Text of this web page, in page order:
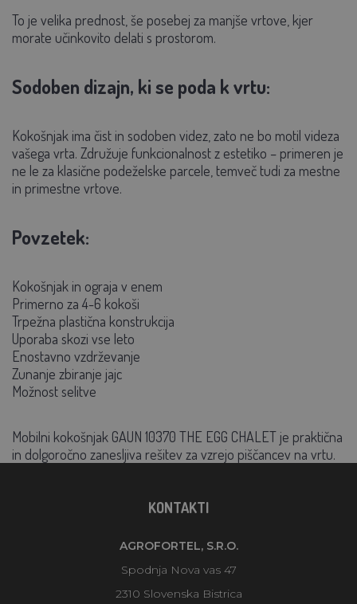
To je velika prednost, še posebej za manjše vrtove, kjer
morate učinkovito delati s prostorom.
Sodoben dizajn, ki se poda k vrtu:
Kokošnjak ima čist in sodoben videz, zato ne bo motil videza
vašega vrta. Združuje funkcionalnost z estetiko – primeren je
ne le za klasične podeželske parcele, temveč tudi za mestne
in primestne vrtove.
Povzetek:
Kokošnjak in ograja v enem
Primerno za 4-6 kokoši
Trpežna plastična konstrukcija
Uporaba skozi vse leto
Enostavno vzdrževanje
Zunanje zbiranje jajc
Možnost selitve
Mobilni kokošnjak GAUN 10370 THE EGG CHALET je praktična
in dolgoročno zanesljiva rešitev za vzrejo piščancev na vrtu.
KONTAKTI
AGROFORTEL, S.R.O.
Spodnja Nova vas 47
2310 Slovenska Bistrica